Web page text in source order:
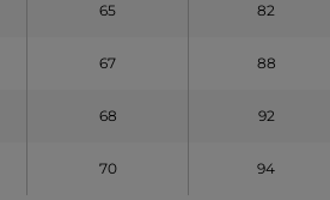
65 82
67 88
68 92
70 94